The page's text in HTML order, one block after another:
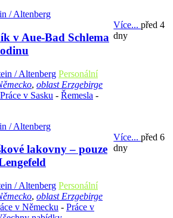
v Aue-Bad Schlema
/ Altenberg Personální
, oblast Erzgebirge
Práce v Sasku - Řemesla -
Více...před 4
dny
lakovny – pouze
/ Altenberg Personální
, oblast Erzgebirge
v Německu - Práce v
Více...před 6
dny